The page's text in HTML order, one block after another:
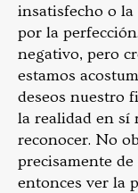
insatisfecho o la
por la
negativo, pero
estamos
deseos nuestro
la realidad en sí
reconocer. No
precisamente
entonces ver la